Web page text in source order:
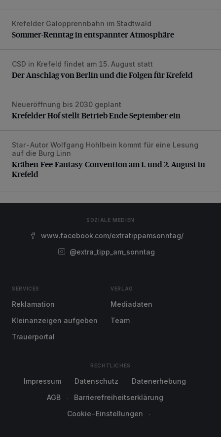
Sommer-Renntag in entspannter Atmosphäre
Krefelder Galopprennbahn im Stadtwald
Sommer-Renntag in entspannter Atmosphäre
Der Anschlag von Berlin und die Folgen für Krefeld
CSD in Krefeld findet am 15. August statt
Der Anschlag von Berlin und die Folgen für Krefeld
Krefelder Hof stellt Betrieb Ende September ein
Neueröffnung bis 2030 geplant
Krefelder Hof stellt Betrieb Ende September ein
Krähen-Fee-Fantasy-Convention am 1. und 2. August in
Star-Autor Wolfgang Hohlbein kommt für eine Lesung
auf die Burg Linn
Krähen-Fee-Fantasy-Convention am 1. und 2. August in
Krefeld
SOZIALE MEDIEN
www.facebook.com/extratippamsonntag/
@extra_tipp_am_sonntag
SERVICES
Reklamation
Kleinanzeigen aufgeben
Trauerportal
VERLAG
Mediadaten
Team
RECHTLICHES
Impressum Datenschutz
Datenerhebung
AGB
Barrierefreiheitserklärung
Cookie-Einstellungen